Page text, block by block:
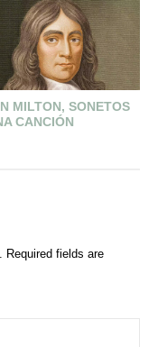
MILTON, SONETOS
CANCIÓN
Required fields are